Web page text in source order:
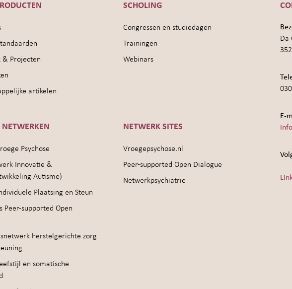
& Projecten
artikelen
SCHOLING
Congressen en studiedagen
Trainingen
Webinars
NETWERKEN
Psychose
Innovatie &
Autisme)
Plaatsing en Steun
Peer-supported Open
herstelgerichte zorg
en somatische
NETWERK SITES
Vroegepsychose.nl
Peer-supported Open Dialogue
Netwerkpsychiatrie
Da
E-